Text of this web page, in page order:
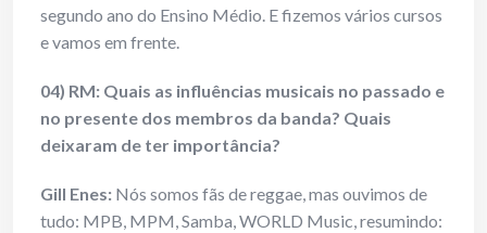
segundo ano do Ensino Médio. E fizemos vários cursos
e vamos em frente.
04) RM: Quais as influências musicais no passado e
no presente dos membros da banda? Quais
deixaram de ter importância?
Gill Enes: Nós somos fãs de reggae, mas ouvimos de
tudo: MPB, MPM, Samba, WORLD Music, resumindo: